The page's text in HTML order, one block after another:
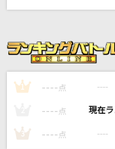
ピノキオピー
歌ひとすじに
[生音]別れの予感
1 ---- 点 ----
---- 点 ----
3 ---- 点 ----